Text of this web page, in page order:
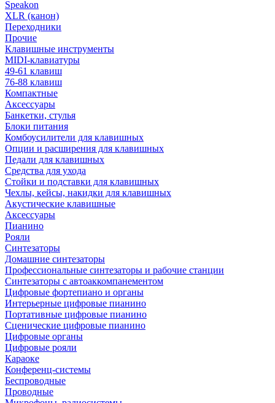
Speakon
XLR (канон)
Переходники
Прочие
Клавишные инструменты
MIDI-клавиатуры
49-61 клавиш
76-88 клавиш
Компактные
Аксессуары
Банкетки, стулья
Блоки питания
Комбоусилители для клавишных
Опции и расширения для клавишных
Педали для клавишных
Средства для ухода
Стойки и подставки для клавишных
Чехлы, кейсы, накидки для клавишных
Акустические клавишные
Аксессуары
Пианино
Рояли
Синтезаторы
Домашние синтезаторы
Профессиональные синтезаторы и рабочие станции
Синтезаторы с автоаккомпанементом
Цифровые фортепиано и органы
Интерьерные цифровые пианино
Портативные цифровые пианино
Сценические цифровые пианино
Цифровые органы
Цифровые рояли
Караоке
Конференц-системы
Беспроводные
Проводные